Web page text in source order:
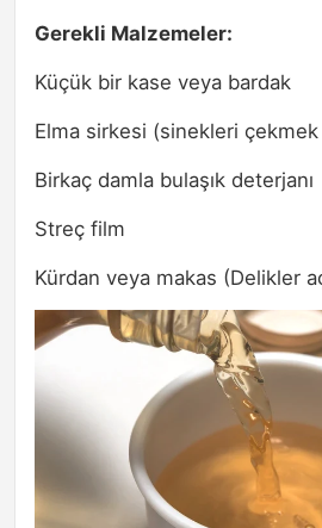
Gerekli Malzemeler:
Küçük bir kase veya bardak
Elma sirkesi (sinekleri
Birkaç damla bulaşık deterjanı
Streç film
Kürdan veya makas (Delikler